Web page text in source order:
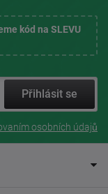
kód na SLEVU
Přihlásit se
osobních údajů